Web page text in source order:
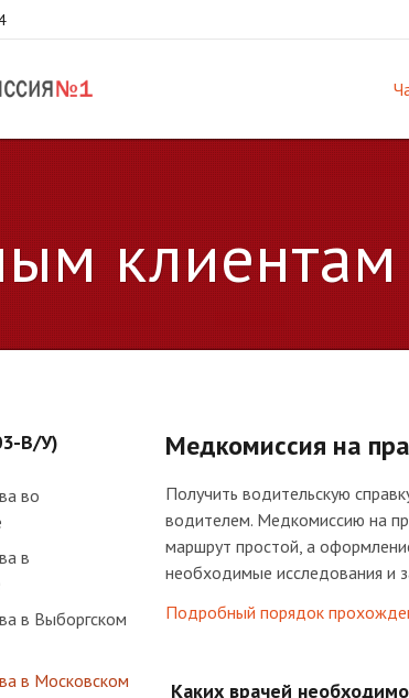
клиентам
Медкомиссия на
Получить водительскую
водителем. Медкомиссию на
маршрут простой, а
необходимые исследования и
Подробный порядок
Каких врачей
В/У)
во
в
в Выборгском
в Московском